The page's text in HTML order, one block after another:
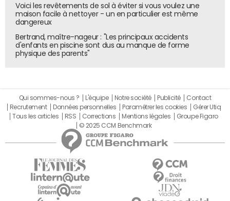
- La température extérieure (capteur extérieur)
- L'hygrométrie partout où elle est disponible
e des entités : liste
tous les capteurs de température et d'humidité, repère
ceux d'Alexa (par pièce),
le capteur intérieur principal et le capteur extérieur.
r, que je valide/corrige.
2. Développe ensuite la page : une tuile par source, tem
Voici les revêtements de sol à éviter si vous voulez une
maison facile à nettoyer - un en particulier est même
dangereux
Bertrand, maître-nageur : "Les principaux accidents
d'enfants en piscine sont dus au manque de forme
physique des parents"
Qui sommes-nous ? L'équipe Notre société Publicité
Contact
Recrutement
Données personnelles Paramétrer les cookies
Gérer Utiq
Tous les articles
RSS Corrections Mentions légales
Groupe Figaro
© 2025 CCM Benchmark